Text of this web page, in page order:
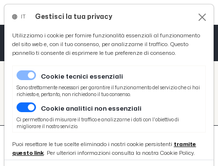
/ Picenotime
/ Comunicati Stampa
COMUNICATI STAMPA
Gestisci la tua privacy
Utilizziamo i cookie per fornire funzionalità essenziali al funzionamento
del sito web e, con il tuo consenso, per analizzarne il traffico. Questo
pannello ti consente di esprimere le tue preferenze di consenso.
Cookie tecnici essenziali
Sono strettamente necessari per garantire il funzionamento del servizio che ci hai
richiesto e, pertanto, non richiedono il tuo consenso.
Cookie analitici non essenziali
Ci permettono di misurare il traffico e analizzarne i dati con l'obiettivo di
migliorare il nostro servizio.
Puoi resettare le tue scelte eliminado i nostri cookie persistenti tramite
questo link. Per ulteriori informazioni consulta la nostra Cookie Policy.
Tutto News
Tutto Sport
Basket
Ciclismo
Tutto Curiosità